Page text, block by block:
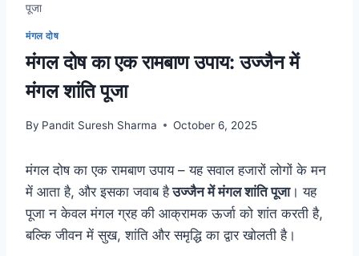
पूजा
मंगल दोष
मंगल दोष का एक रामबाण उपाय: उज्जैन में
मंगल शांति पूजा
By Pandit Suresh Sharma October 6, 2025
मंगल दोष का एक रामबाण उपाय – यह सवाल हजारों लोगों के मन
में आता है, और इसका जवाब हैउज्जैन में मंगल शांति पूजा। यह
पूजा न केवल मंगल ग्रह की आक्रामक ऊर्जा को शांत करती है,
बल्कि जीवन में सुख, शांति और समृद्धि का द्वार खोलती है।